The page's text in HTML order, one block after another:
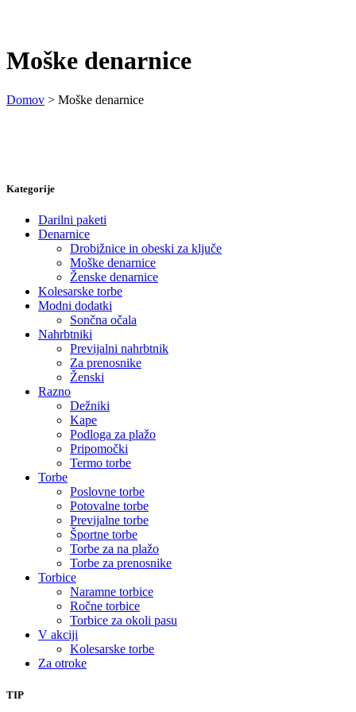
Moške denarnice
Domov > Moške denarnice
Kategorije
Darilni paketi
Denarnice
Drobižnice in obeski za ključe
Moške denarnice
Ženske denarnice
Kolesarske torbe
Modni dodatki
Sončna očala
Nahrbtniki
Previjalni nahrbtnik
Za prenosnike
Ženski
Razno
Dežniki
Kape
Podloga za plažo
Pripomočki
Termo torbe
Torbe
Poslovne torbe
Potovalne torbe
Previjalne torbe
Športne torbe
Torbe za na plažo
Torbe za prenosnike
Torbice
Naramne torbice
Ročne torbice
Torbice za okoli pasu
V akciji
Kolesarske torbe
Za otroke
TIP